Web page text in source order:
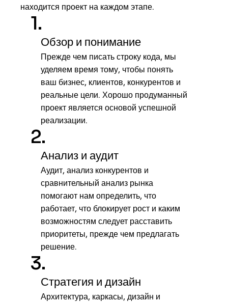
находится проект на каждом этапе.
1.
Обзор и понимание
Прежде чем писать строку кода, мы
уделяем время тому, чтобы понять
ваш бизнес, клиентов, конкурентов и
реальные цели. Хорошо продуманный
проект является основой успешной
реализации.
2.
Анализ и аудит
Аудит, анализ конкурентов и
сравнительный анализ рынка
помогают нам определить, что
работает, что блокирует рост и каким
возможностям следует расставить
приоритеты, прежде чем предлагать
решение.
3.
Стратегия и дизайн
Архитектура, каркасы, дизайн и